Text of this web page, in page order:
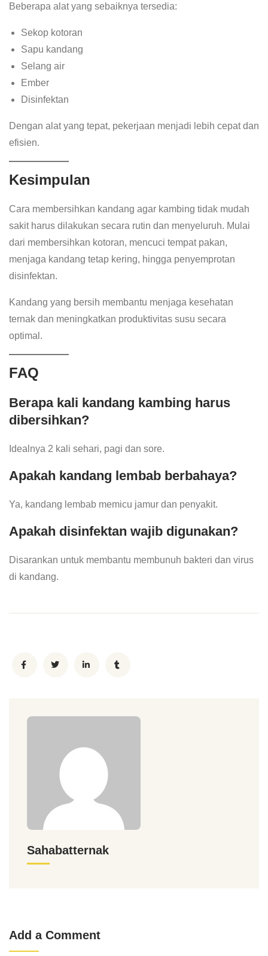
Beberapa alat yang sebaiknya tersedia:
Sekop kotoran
Sapu kandang
Selang air
Ember
Disinfektan
Dengan alat yang tepat, pekerjaan menjadi lebih cepat dan
efisien.
Kesimpulan
Cara membersihkan kandang agar kambing tidak mudah
sakit harus dilakukan secara rutin dan menyeluruh. Mulai
dari membersihkan kotoran, mencuci tempat pakan,
menjaga kandang tetap kering, hingga penyemprotan
disinfektan.
Kandang yang bersih membantu menjaga kesehatan
ternak dan meningkatkan produktivitas susu secara
optimal.
FAQ
Berapa kali kandang kambing harus
dibersihkan?
Idealnya 2 kali sehari, pagi dan sore.
Apakah kandang lembab berbahaya?
Ya, kandang lembab memicu jamur dan penyakit.
Apakah disinfektan wajib digunakan?
Disarankan untuk membantu membunuh bakteri dan virus
di kandang.
Sahabatternak
Add a Comment